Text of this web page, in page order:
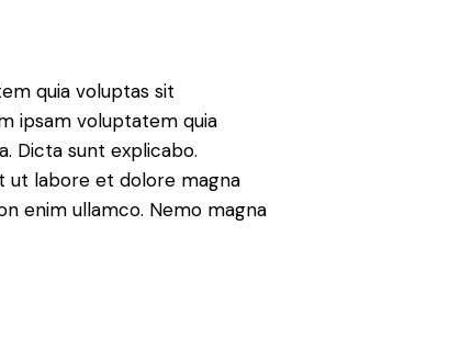
quia voluptas sit
ipsam voluptatem quia
Dicta sunt explicabo.
ut labore et dolore magna
enim ullamco. Nemo magna